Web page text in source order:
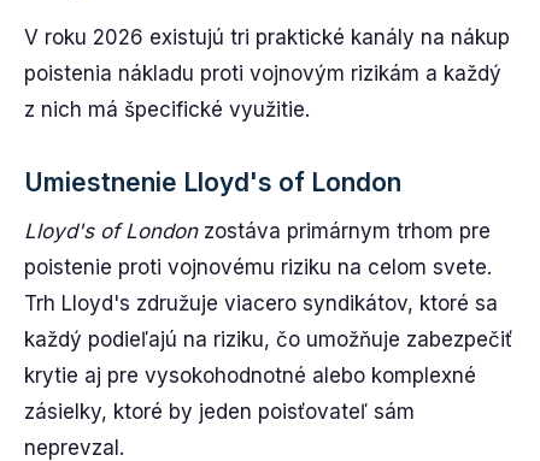
V roku 2026 existujú tri praktické kanály na nákup
poistenia nákladu proti vojnovým rizikám a každý
z nich má špecifické využitie.
Umiestnenie Lloyd's of London
Lloyd's of Londonzostáva primárnym trhom pre
poistenie proti vojnovému riziku na celom svete.
Trh Lloyd's združuje viacero syndikátov, ktoré sa
každý podieľajú na riziku, čo umožňuje zabezpečiť
krytie aj pre vysokohodnotné alebo komplexné
zásielky, ktoré by jeden poisťovateľ sám
neprevzal.